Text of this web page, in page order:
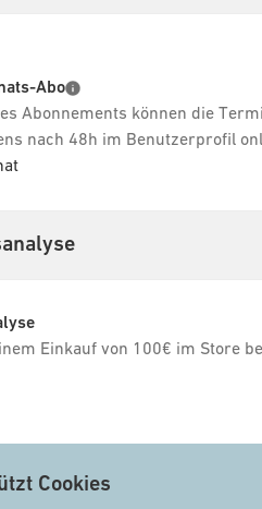
Cookies
Abo
Abonnements können die
nach 48h im Benutzerprofil
Einkauf von 100€ im Store
Cookies